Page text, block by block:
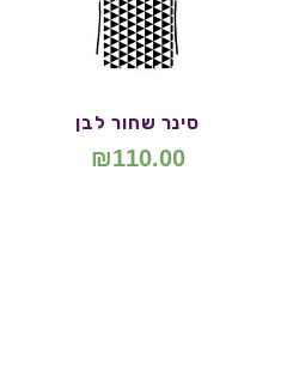
סינר שחור לבן
₪110.00